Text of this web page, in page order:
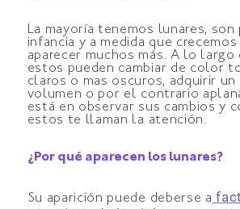
La mayoría tenemos lunares, son
infancia y a medida que crecemos
aparecer muchos más. A lo largo
estos pueden cambiar de color
claros o mas oscuros, adquirir un
volumen o por el contrario
está en observar sus cambios y
estos te llaman la atención.
¿Por qué aparecen los lunares?
Su aparición puede deberse a